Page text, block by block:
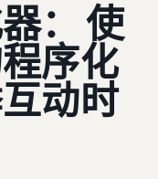
： 使
序化
动时